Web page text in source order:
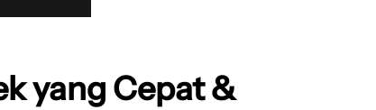
yang Cepat &